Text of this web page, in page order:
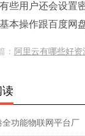
些用户还会设置
本操作跟百度网
： 阿里云有哪些好资
全功能物联网平台厂